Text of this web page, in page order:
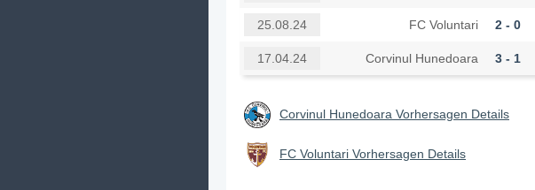
25.08.24 FC Voluntari 2 - 0
17.04.24 Corvinul Hunedoara 3 - 1
Corvinul Hunedoara Vorhersagen Details
FC Voluntari Vorhersagen Details